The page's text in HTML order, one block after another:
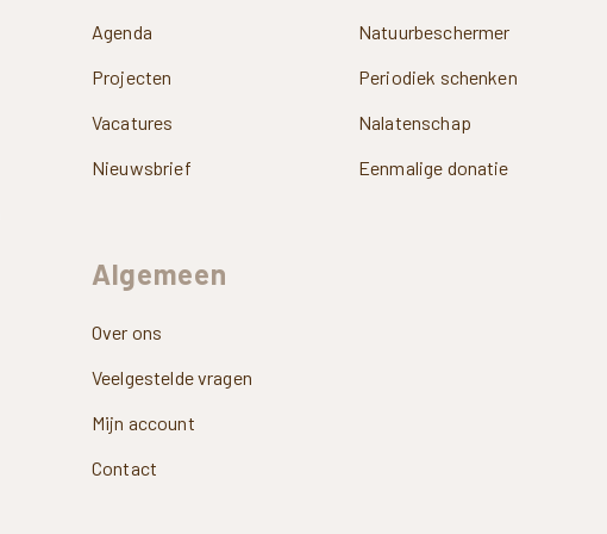
Agenda
Projecten
Vacatures
Nieuwsbrief
Algemeen
Over ons
Veelgestelde vragen
Mijn account
Contact
Natuurbeschermer
Periodiek schenken
Nalatenschap
Eenmalige donatie